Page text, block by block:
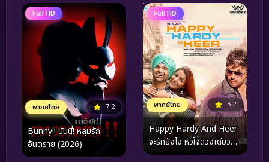
Full HD
พากย์ไทย 7.2
Bunny!! บันนี่! หลุมรัก
อันตราย (2026)
Full HD
พากย์ไทย 5.2
Happy Hardy And Heer
จะรักยังไง หัวใจดวงเดียว
(2020)